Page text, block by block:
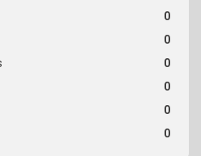
0
0
0
0
0
0